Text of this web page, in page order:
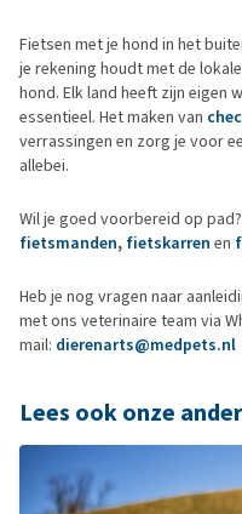
Fietsen met je hond in het
je rekening houdt met de
hond. Elk land heeft zijn eigen
essentieel. Het maken van
verrassingen en zorg je voor
allebei.
Wil je goed voorbereid op
fietsmanden, fietskarren en
Heb je nog vragen naar
met ons veterinaire team via
mail: dierenarts@medpets.nl
Lees ook onze